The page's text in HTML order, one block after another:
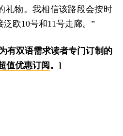
礼物。我相信该路段会按时
欧10号和11号走廊。”
有双语需求读者专门订制的
值优惠订阅 。]